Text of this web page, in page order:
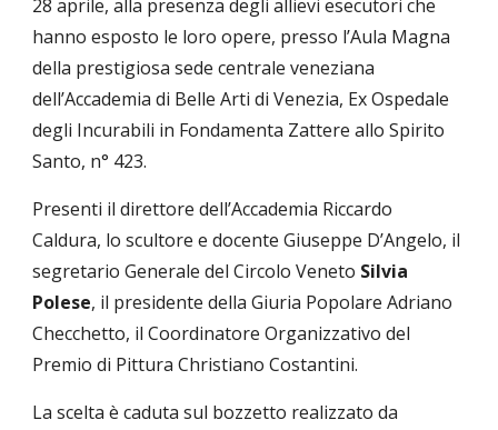
28 aprile, alla presenza degli allievi esecutori che
hanno esposto le loro opere, presso l’Aula Magna
della prestigiosa sede centrale veneziana
dell’Accademia di Belle Arti di Venezia, Ex Ospedale
degli Incurabili in Fondamenta Zattere allo Spirito
Santo, n° 423.
Presenti il direttore dell’Accademia Riccardo
Caldura, lo scultore e docente Giuseppe D’Angelo, il
segretario Generale del Circolo Veneto Silvia
Polese, il presidente della Giuria Popolare Adriano
Checchetto, il Coordinatore Organizzativo del
Premio di Pittura Christiano Costantini.
La scelta è caduta sul bozzetto realizzato da